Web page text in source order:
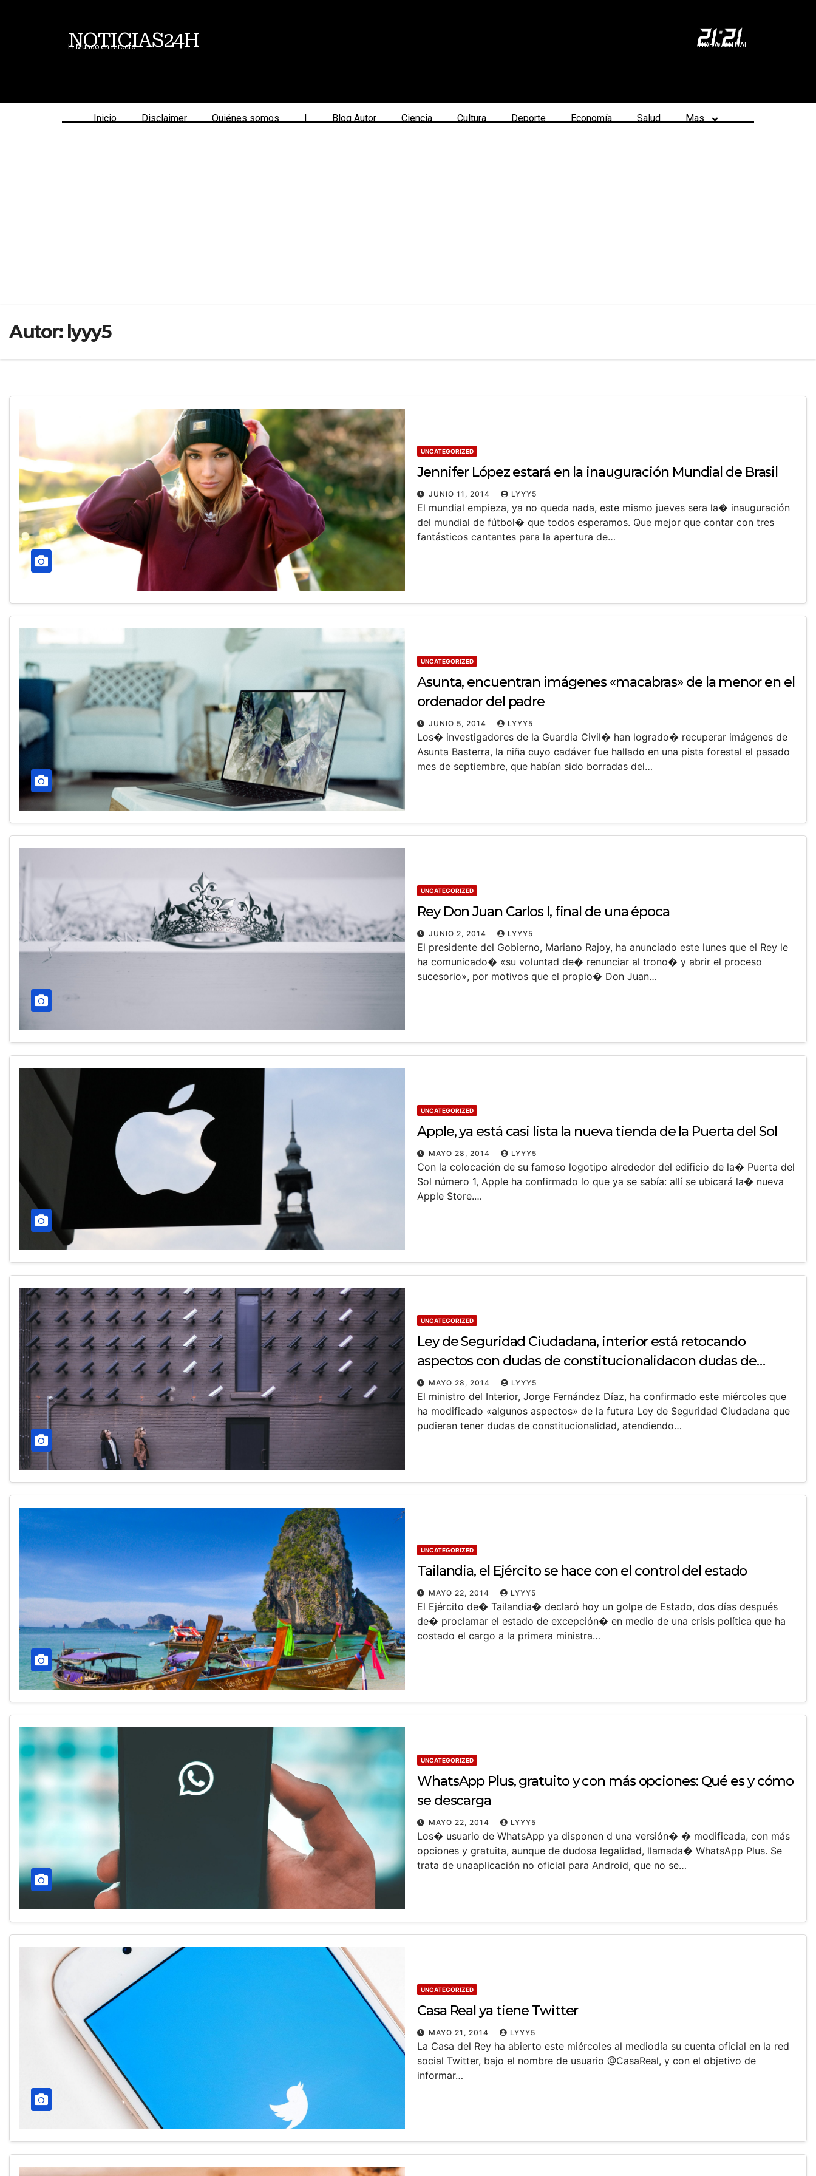
NOTICIAS24H
El Mundo en Directo 21:21
HORA ACTUAL
Inicio Disclaimer Quiénes somos | Blog Autor Ciencia Cultura Deporte Economía Salud Mas
Autor: lyyy5
UNCATEGORIZED
Jennifer López estará en la inauguración Mundial de Brasil
JUNIO 11, 2014 LYYY5
El mundial empieza, ya no queda nada, este mismo jueves sera la� inauguración
del mundial de fútbol� que todos esperamos. Que mejor que contar con tres
fantásticos cantantes para la apertura de…
UNCATEGORIZED
Asunta, encuentran imágenes «macabras» de la menor en el
ordenador del padre
JUNIO 5, 2014 LYYY5
Los� investigadores de la Guardia Civil� han logrado� recuperar imágenes de
Asunta Basterra, la niña cuyo cadáver fue hallado en una pista forestal el pasado
mes de septiembre, que habían sido borradas del…
UNCATEGORIZED
Rey Don Juan Carlos I, final de una época
JUNIO 2, 2014 LYYY5
El presidente del Gobierno, Mariano Rajoy, ha anunciado este lunes que el Rey le
ha comunicado� «su voluntad de� renunciar al trono� y abrir el proceso
sucesorio», por motivos que el propio� Don Juan…
UNCATEGORIZED
Apple, ya está casi lista la nueva tienda de la Puerta del Sol
MAYO 28, 2014 LYYY5
Con la colocación de su famoso logotipo alrededor del edificio de la� Puerta del
Sol número 1, Apple ha confirmado lo que ya se sabía: allí se ubicará la� nueva
Apple Store.…
UNCATEGORIZED
Ley de Seguridad Ciudadana, interior está retocando
aspectos con dudas de constitucionalidacon dudas de
constitucionalidad
MAYO 28, 2014 LYYY5
El ministro del Interior, Jorge Fernández Díaz, ha confirmado este miércoles que
ha modificado «algunos aspectos» de la futura Ley de Seguridad Ciudadana que
pudieran tener dudas de constitucionalidad, atendiendo…
UNCATEGORIZED
Tailandia, el Ejército se hace con el control del estado
MAYO 22, 2014 LYYY5
El Ejército de� Tailandia� declaró hoy un golpe de Estado, dos días después
de� proclamar el estado de excepción� en medio de una crisis política que ha
costado el cargo a la primera ministra…
UNCATEGORIZED
WhatsApp Plus, gratuito y con más opciones: Qué es y cómo
se descarga
MAYO 22, 2014 LYYY5
Los� usuario de WhatsApp ya disponen d una versión� � modificada, con más
opciones y gratuita, aunque de dudosa legalidad, llamada� WhatsApp Plus. Se
trata de unaaplicación no oficial para Android, que no se…
UNCATEGORIZED
Casa Real ya tiene Twitter
MAYO 21, 2014 LYYY5
La Casa del Rey ha abierto este miércoles al mediodía su cuenta oficial en la red
social Twitter, bajo el nombre de usuario @CasaReal, y con el objetivo de
informar…